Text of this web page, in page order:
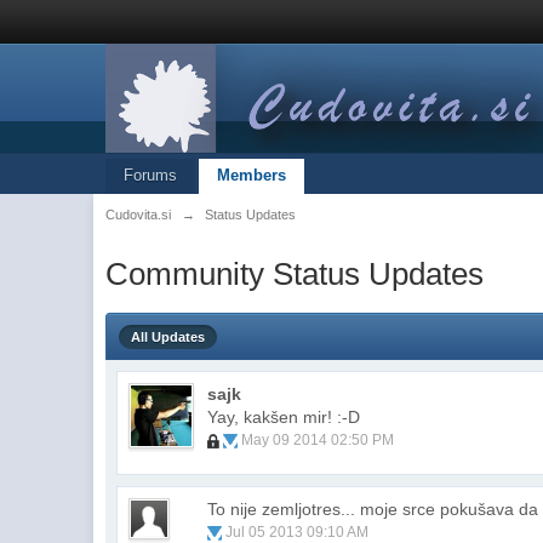
Forums Members
Cudovita.si → Status Updates
Community Status Updates
All Updates
sajk
Yay, kakšen mir! :-D
May 09 2014 02:50 PM
To nije zemljotres... moje srce pokušava da
Jul 05 2013 09:10 AM